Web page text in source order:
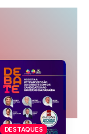
DESTAQUES